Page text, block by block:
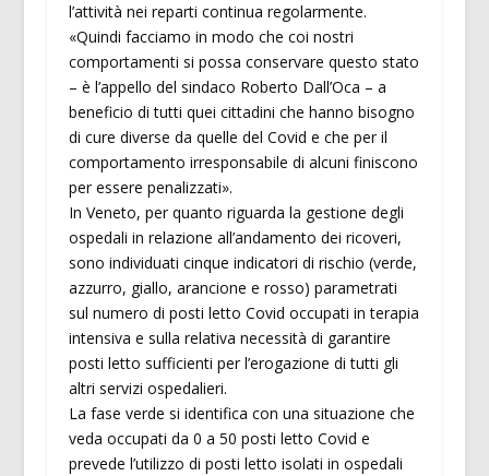
l’attività nei reparti continua regolarmente.
«Quindi facciamo in modo che coi nostri
comportamenti si possa conservare questo stato
– è l’appello del sindaco Roberto Dall’Oca – a
beneficio di tutti quei cittadini che hanno bisogno
di cure diverse da quelle del Covid e che per il
comportamento irresponsabile di alcuni finiscono
per essere penalizzati».
In Veneto, per quanto riguarda la gestione degli
ospedali in relazione all’andamento dei ricoveri,
sono individuati cinque indicatori di rischio (verde,
azzurro, giallo, arancione e rosso) parametrati
sul numero di posti letto Covid occupati in terapia
intensiva e sulla relativa necessità di garantire
posti letto sufficienti per l’erogazione di tutti gli
altri servizi ospedalieri.
La fase verde si identifica con una situazione che
veda occupati da 0 a 50 posti letto Covid e
prevede l’utilizzo di posti letto isolati in ospedali